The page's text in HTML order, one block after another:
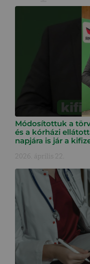
Módosítottuk a
és a kórházi
napjára is jár a
2026. április 22.